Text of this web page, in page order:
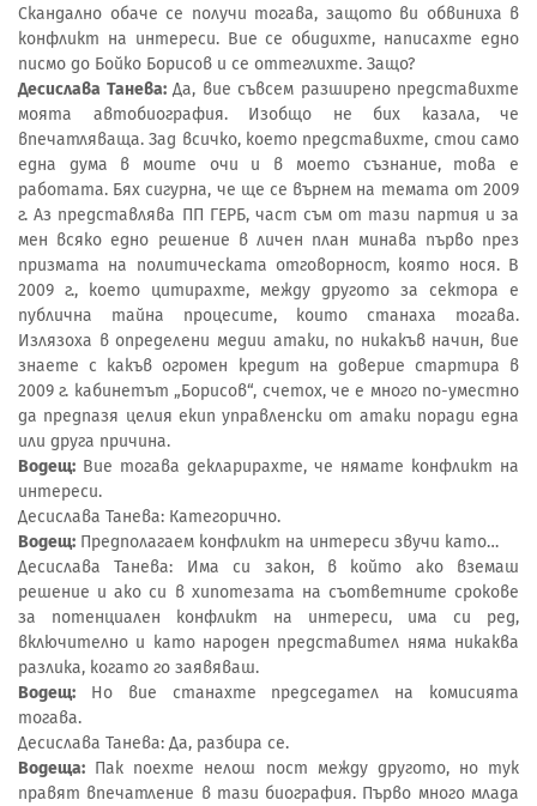
Скандално обаче се получи тогава, защото ви обвиниха в
конфликт на интереси. Вие се обидихте, написахте едно
писмо до Бойко Борисов и се оттеглихте. Защо?
Десислава Танева:Да, вие съвсем разширено представихте
моята автобиография. Изобщо не бих казала, че
впечатляваща. Зад всичко, което представихте, стои само
една дума в моите очи и в моето съзнание, това е
работата. Бях сигурна, че ще се върнем на темата от 2009
г. Аз представлява ПП ГЕРБ, част съм от тази партия и за
мен всяко едно решение в личен план минава първо през
призмата на политическата отговорност, която нося. В
2009 г., което цитирахте, между другото за сектора е
публична тайна процесите, които станаха тогава.
Излязоха в определени медии атаки, по никакъв начин, вие
знаете с какъв огромен кредит на доверие стартира в
2009 г. кабинетът „Борисов“, счетох, че е много по-уместно
да предпазя целия екип управленски от атаки поради една
или друга причина.
Водещ: Вие тогава декларирахте, че нямате конфликт на
интереси.
Десислава Танева: Категорично.
Водещ: Предполагаем конфликт на интереси звучи като…
Десислава Танева: Има си закон, в който ако вземаш
решение и ако си в хипотезата на съответните срокове
за потенциален конфликт на интереси, има си ред,
включително и като народен представител няма никаква
разлика, когато го заявяваш.
Водещ: Но вие станахте председател на комисията
тогава.
Десислава Танева: Да, разбира се.
Водеща: Пак поехте нелош пост между другото, но тук
правят впечатление в тази биография. Първо много млада